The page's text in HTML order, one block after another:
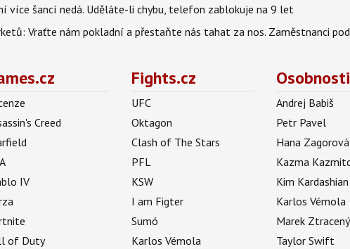
více šancí nedá. Uděláte-li chybu, telefon zablokuje na 9 let
Vraťte nám pokladní a přestaňte nás tahat za nos. Zaměstnanci
Creed
IV
of Duty
Fights.cz
UFC
Oktagon
Clash of The Stars
PFL
KSW
I am Figter
Sumó
Karlos Vémola
Andrej Babiš
Petr Pavel
Hana Zagorová
Kazma
Kim Kardashian
Karlos Vémola
Marek Ztracený
Taylor Swift